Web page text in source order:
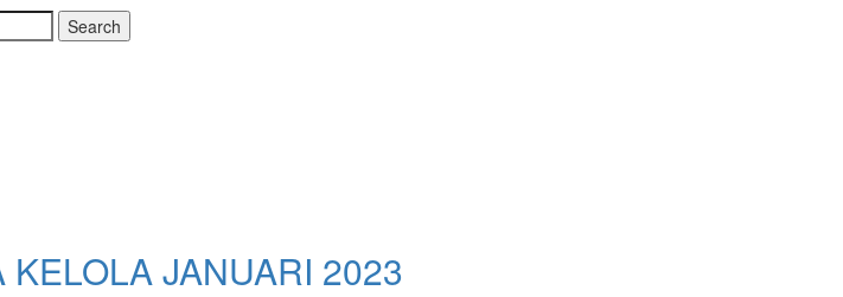
KELOLA JANUARI 2023